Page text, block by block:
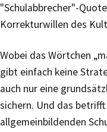
"Schulabbrecher"-
Korrekturwillen des
Wobei das Wörtchen
gibt einfach keine
auch nur eine
sichern. Und das
allgemeinbildenden